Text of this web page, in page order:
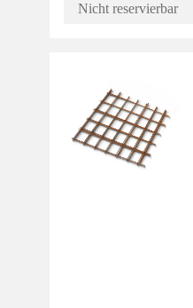
Nicht reservierbar